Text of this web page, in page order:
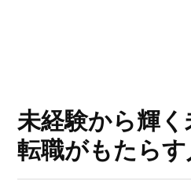
未経験から輝
転職がもたら